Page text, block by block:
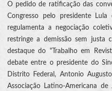
O pedido de ratificação das
Congresso pelo presidente
regulamenta a negociação
restringe a demissão sem justa
destaque do "Trabalho em
debate entre o presidente do
Distrito Federal, Antonio
Associação Latino-Americana